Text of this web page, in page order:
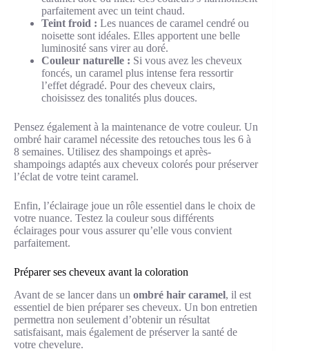
parfaitement avec un teint chaud.
Teint froid : Les nuances de caramel cendré ou
noisette sont idéales. Elles apportent une belle
luminosité sans virer au doré.
Couleur naturelle : Si vous avez les cheveux
foncés, un caramel plus intense fera ressortir
l’effet dégradé. Pour des cheveux clairs,
choisissez des tonalités plus douces.
Pensez également à la maintenance de votre couleur. Un
ombré hair caramel nécessite des retouches tous les 6 à
8 semaines. Utilisez des shampoings et après-
shampoings adaptés aux cheveux colorés pour préserver
l’éclat de votre teint caramel.
Enfin, l’éclairage joue un rôle essentiel dans le choix de
votre nuance. Testez la couleur sous différents
éclairages pour vous assurer qu’elle vous convient
parfaitement.
Préparer ses cheveux avant la coloration
Avant de se lancer dans un ombré hair caramel, il est
essentiel de bien préparer ses cheveux. Un bon entretien
permettra non seulement d’obtenir un résultat
satisfaisant, mais également de préserver la santé de
votre chevelure.